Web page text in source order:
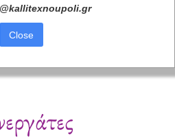
@kallitexnoupoli.gr
Close